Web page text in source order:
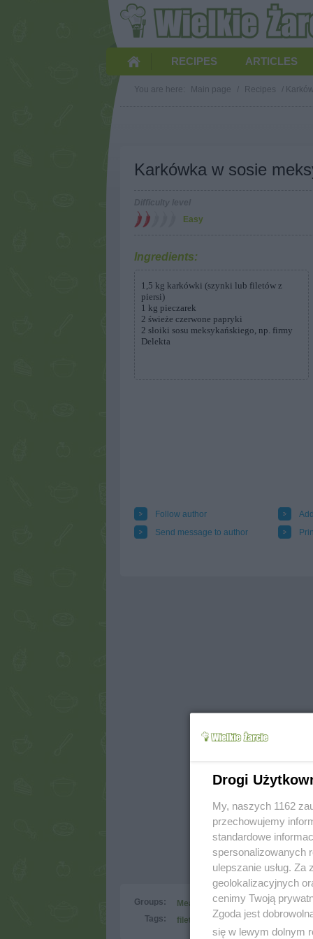
RECIPES ARTICLES
You are here: Main page / Recipes /
Karkówka w sosie
Easy
Ingredients:
1,5 kg karkówki (szynki lub filetów z
piersi)
1 kg pieczarek
2 świeże czerwone papryki
2 słoiki sosu meksykańskiego, np. firmy
Delekta
Follow author
Send message to author
Groups: Meat Fowl
Pork
Tags:
filet karkówka pierś szynka
Drogi
My, naszych 1162
przechowujemy
standardowe
spersonalizowanych
ulepszanie usług.
geolokalizacyjnych
cenimy Twoją
Zgoda jest
się w lewym dolnym